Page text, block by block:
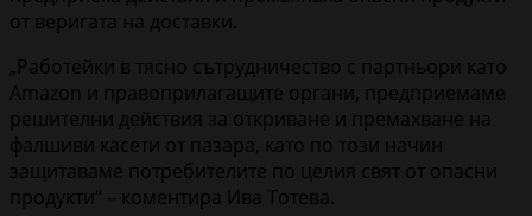
от веригата на доставки.
„Работейки в тясно сътрудничество с партньори като
Amazon и правоприлагащите органи, предприемаме
решителни действия за откриване и премахване на
фалшиви касети от пазара, като по този начин
защитаваме потребителите по целия свят от опасни
продукти“ – коментира Ива Тотева.